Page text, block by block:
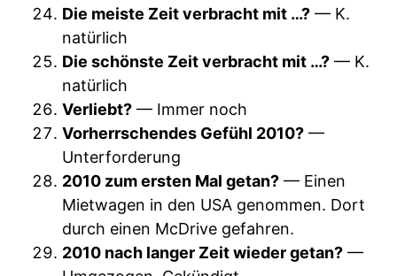
Die meiste Zeit verbracht mit …? — K.
natürlich
Die schönste Zeit verbracht mit …? — K.
natürlich
Verliebt? — Immer noch
Vorherrschendes Gefühl 2010? —
Unterforderung
2010 zum ersten Mal getan? — Einen
Mietwagen in den USA genommen. Dort
durch einen McDrive gefahren.
2010 nach langer Zeit wieder getan? —